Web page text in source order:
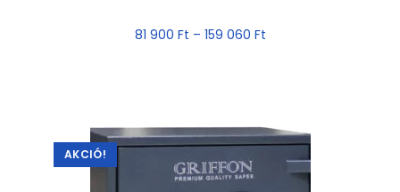
81 900 Ft – 159 060 Ft
AKCIÓ!